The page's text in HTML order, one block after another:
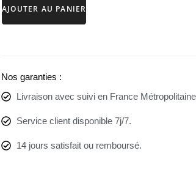
AJOUTER AU PANIER
Nos garanties :
Livraison avec suivi en France
Service client disponible 7j/7.
14 jours satisfait ou remboursé.